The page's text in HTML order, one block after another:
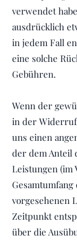
verwendet
ausdrücklich
in jedem Fall
eine solche
Gebühren.
Wenn der
in der
uns einen
der dem Anteil
Leistungen (im
vorgesehenen
Zeitpunkt
über die